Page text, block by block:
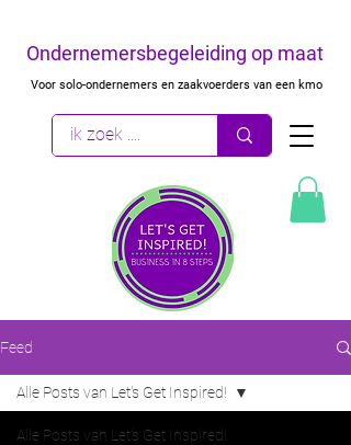
Ondernemersbegeleiding op maat
Voor solo-ondernemers en zaakvoerders van een kmo
Feed
Alle Posts van Let's Get Inspired!
Alle Posts van Let's Get Inspired!